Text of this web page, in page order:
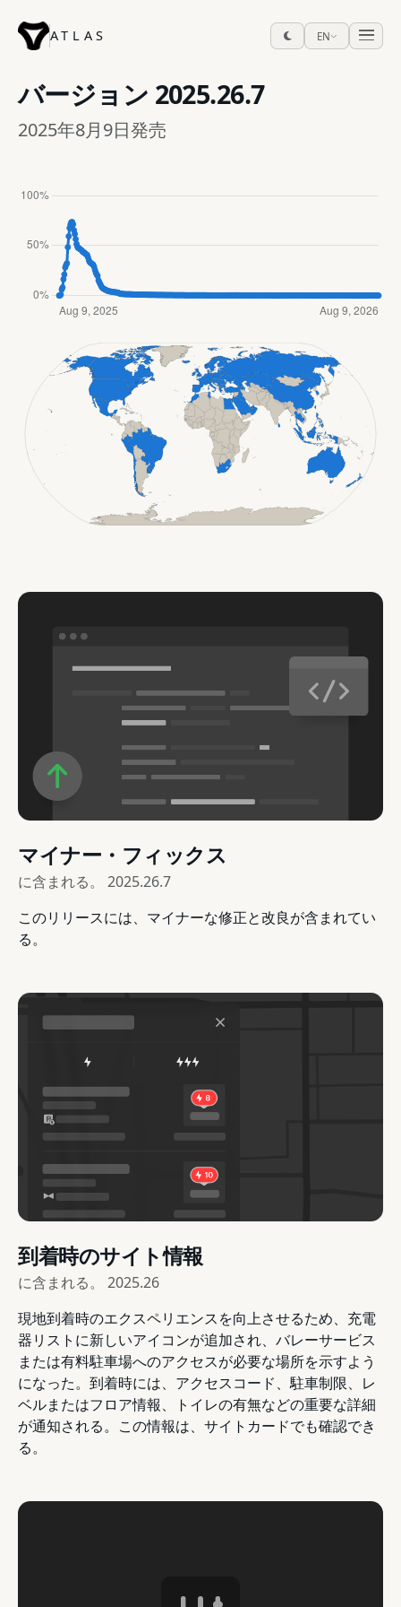
ATLAS EN
バージョン 2025.26.7
2025年8月9日発売
マイナー・フィックス
に含まれる。 2025.26.7
このリリースには、マイナーな修正と改良が含まれてい
る。
到着時のサイト情報
に含まれる。 2025.26
現地到着時のエクスペリエンスを向上させるため、充電
器リストに新しいアイコンが追加され、バレーサービス
または有料駐車場へのアクセスが必要な場所を示すよう
になった。到着時には、アクセスコード、駐車制限、レ
ベルまたはフロア情報、トイレの有無などの重要な詳細
が通知される。この情報は、サイトカードでも確認でき
る。